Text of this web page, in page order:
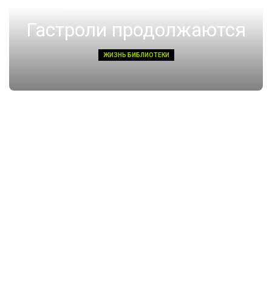
Гастроли продолжаются
ЖИЗНЬ БИБЛИОТЕКИ